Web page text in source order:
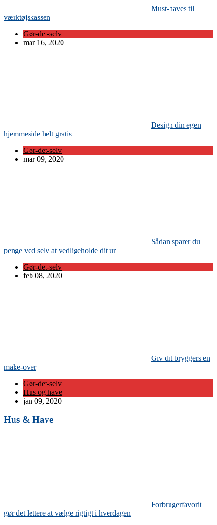
Must-haves til
værktøjskassen
Gør-det-selv
mar 16, 2020
Design din egen
hjemmeside helt gratis
Gør-det-selv
mar 09, 2020
Sådan sparer du
penge ved selv at vedligeholde dit ur
Gør-det-selv
feb 08, 2020
Giv dit bryggers en
make-over
Gør-det-selv
Hus og have
jan 09, 2020
Hus & Have
Forbrugerfavorit
gør det lettere at vælge rigtigt i hverdagen